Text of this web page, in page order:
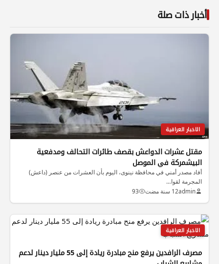
أخبار ذات صلة
الاخبار العراقية
مقتل عشرات الدواعش بقصف طائرات التحالف ومدفعية
البيشمركة في الموصل
أفاد مصدر أمني في محافظة نينوى، اليوم بأن العشرات من عنصر (داعش)
المجرمة لقوا…
admin12 سنة مضت 93
الاخبار العراقية
مصرف الرافدين يرفع منح مبادرة ريادة إلى 55 مليار دينار لدعم